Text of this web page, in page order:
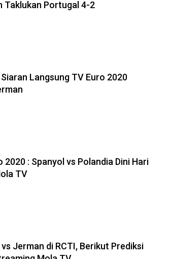
Taklukan Portugal 4-2
Langsung TV Euro 2020
: Spanyol vs Polandia Dini Hari
TV
Jerman di RCTI, Berikut Prediksi